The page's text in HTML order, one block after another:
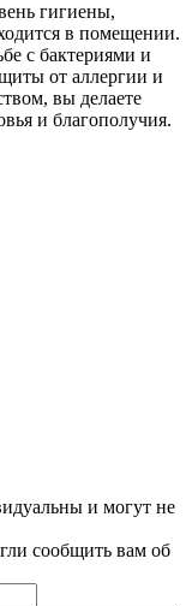
гигиены,
в помещении.
с бактериями и
от аллергии и
вы делаете
и благополучия.
и могут не
сообщить вам об